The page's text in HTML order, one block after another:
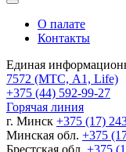
О палате
Контакты
Единая
7572 (МТС, A1, Life)
+375 (44) 592-99-27
Горячая линия
г. Минск +375 (17)
Минская обл. +375
Брестская обл. +375